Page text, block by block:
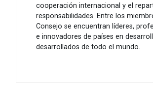
cooperación internacional y el
responsabilidades. Entre los
Consejo se encuentran líderes,
e innovadores de países en
desarrollados de todo el mundo.